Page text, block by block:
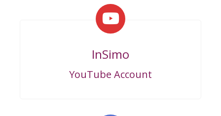
InSimo
YouTube Account